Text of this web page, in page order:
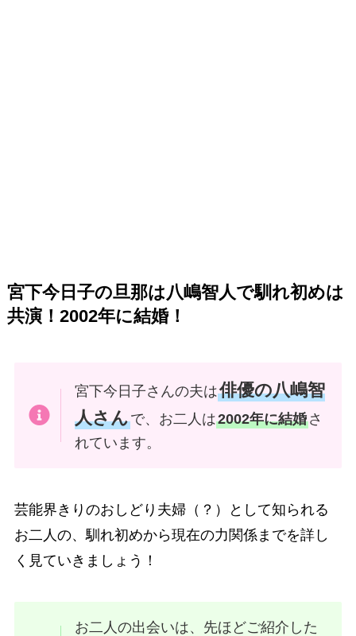
宮下今日子の旦那は八嶋智人で馴れ初めは
共演！2002年に結婚！
宮下今日子さんの夫は俳優の八嶋智
人さんで、お二人は2002年に結婚さ
れています。
芸能界きりのおしどり夫婦（？）として知られる
お二人の、馴れ初めから現在の力関係までを詳し
く見ていきましょう！
お二人の出会いは、先ほどご紹介した